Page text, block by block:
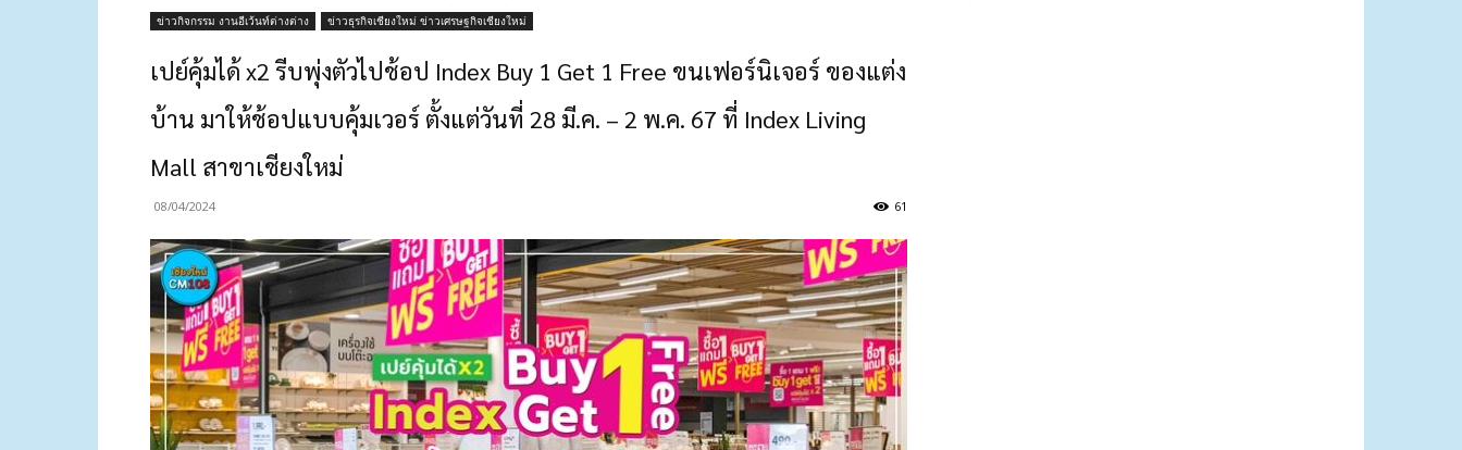
ข่าวกิจกรรม งานอีเว้นท์ต่างต่าง ข่าวธุรกิจเชียงใหม่ ข่าวเศรษฐกิจเชียงใหม่
เปย์คุ้มได้ x2 รีบพุ่งตัวไปช้อป Index Buy 1 Get 1 Free ขนเฟอร์นิเจอร์ ของแต่ง
บ้าน มาให้ช้อปแบบคุ้มเวอร์ ตั้งแต่วันที่ 28 มี.ค. – 2 พ.ค. 67 ที่ Index Living
Mall สาขาเชียงใหม่
08/04/2024 61